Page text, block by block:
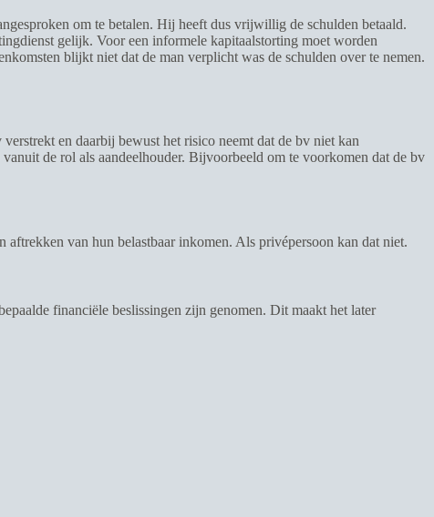
om te betalen. Hij heeft dus vrijwillig de schulden betaald.
gelijk. Voor een informele kapitaalstorting moet worden
blijkt niet dat de man verplicht was de schulden over te nemen.
en daarbij bewust het risico neemt dat de bv niet kan
de rol als aandeelhouder. Bijvoorbeeld om te voorkomen dat de bv
aftrekken van hun belastbaar inkomen. Als privépersoon kan dat niet.
financiële beslissingen zijn genomen. Dit maakt het later